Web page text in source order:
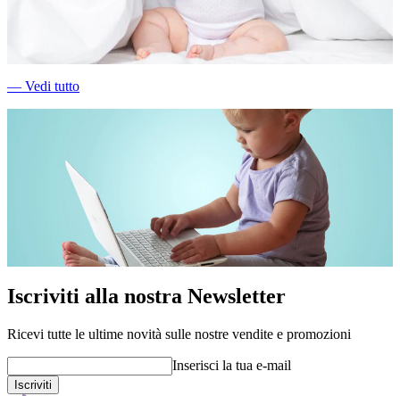
― Vedi tutto
Iscriviti alla nostra Newsletter
Ricevi tutte le ultime novità sulle nostre vendite e promozioni
Inserisci la tua e-mail